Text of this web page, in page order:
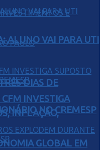
DIAS DE
INFLAÇÃO,
GLOBAL EM
ALUNO VAI PARA UTI
INVESTIGA
NO CREMESP